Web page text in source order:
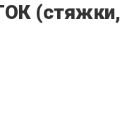
(стяжки,